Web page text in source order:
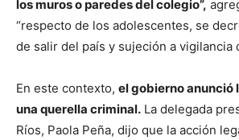
los muros o paredes del colegio”,
“respecto de los adolescentes, se
de salir del país y sujeción a vigilancia
En este contexto, el gobierno anunció
una querella criminal. La delegada
Ríos, Paola Peña, dijo que la acción